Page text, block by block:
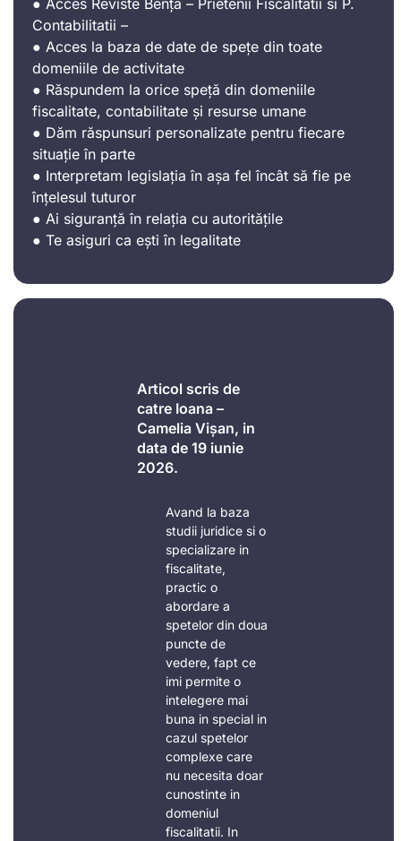
Contabilitatii –
● Acces la baza de date de spețe din toate
domeniile de activitate
● Răspundem la orice speță din domeniile
fiscalitate, contabilitate și resurse umane
● Dăm răspunsuri personalizate pentru fiecare
situație în parte
● Interpretam legislația în așa fel încât să fie pe
înțelesul tuturor
● Ai siguranță în relația cu autoritățile
● Te asiguri ca ești în legalitate
Articol scris de
catre Ioana –
Camelia Vișan, in
data de 19 iunie
2026.
Avand la baza
studii juridice si o
specializare in
fiscalitate,
practic o
abordare a
spetelor din doua
puncte de
vedere, fapt ce
imi permite o
intelegere mai
buna in special in
cazul spetelor
complexe care
nu necesita doar
cunostinte in
domeniul
fiscalitatii. In